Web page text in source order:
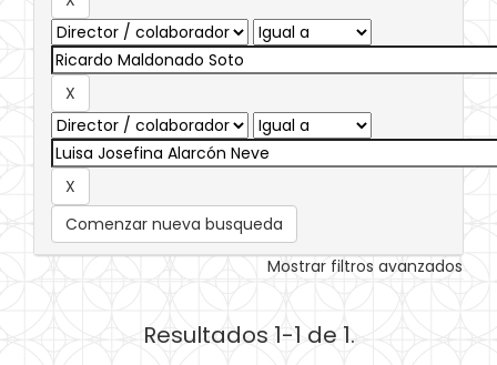
Comenzar nueva busqueda
Mostrar filtros avanzados
Resultados 1-1 de 1.